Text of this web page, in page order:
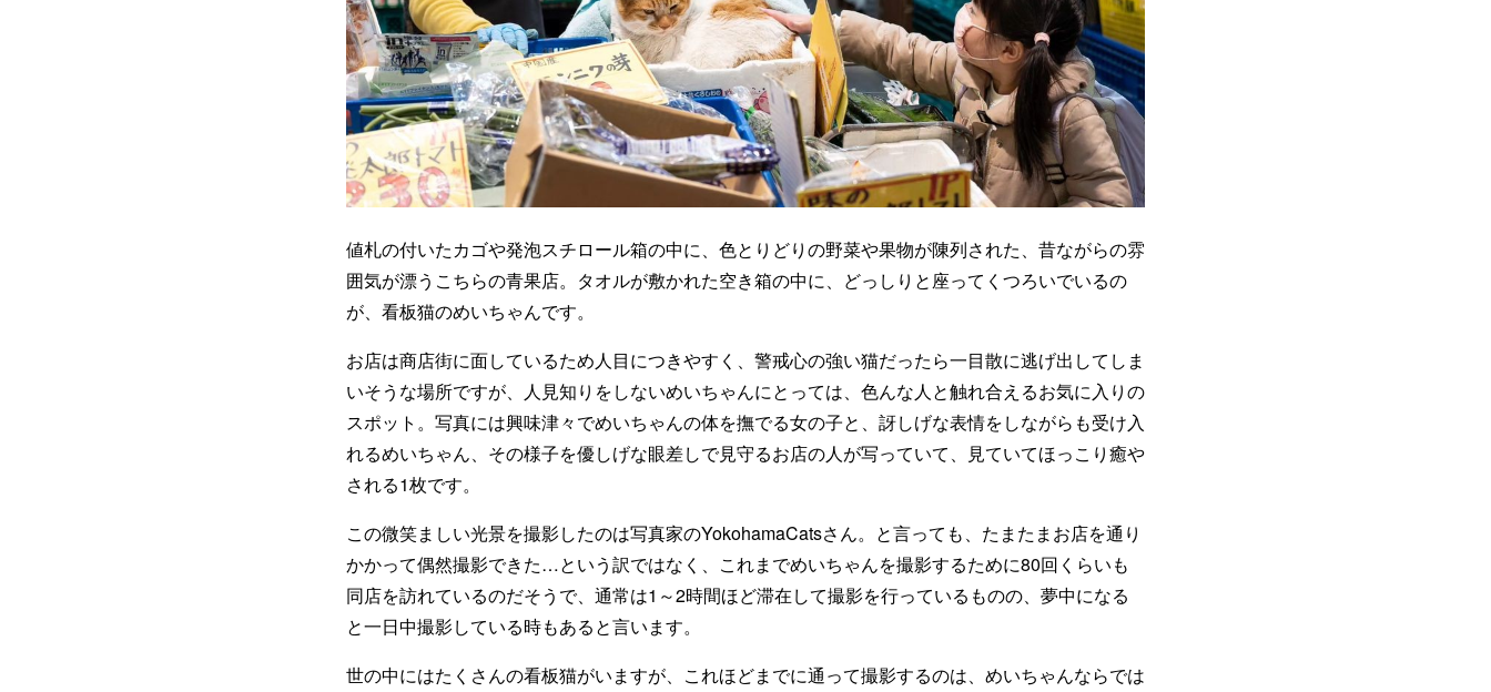
値札の付いたカゴや発泡スチロール箱の中に、色とりどりの野菜や果物が陳列された、昔ながらの雰
囲気が漂うこちらの青果店。タオルが敷かれた空き箱の中に、どっしりと座ってくつろいでいるの
が、看板猫のめいちゃんです。
お店は商店街に面しているため人目につきやすく、警戒心の強い猫だったら一目散に逃げ出してしま
いそうな場所ですが、人見知りをしないめいちゃんにとっては、色んな人と触れ合えるお気に入りの
スポット。写真には興味津々でめいちゃんの体を撫でる女の子と、訝しげな表情をしながらも受け入
れるめいちゃん、その様子を優しげな眼差しで見守るお店の人が写っていて、見ていてほっこり癒や
される1枚です。
この微笑ましい光景を撮影したのは写真家のYokohamaCatsさん。と言っても、たまたまお店を通り
かかって偶然撮影できた…という訳ではなく、これまでめいちゃんを撮影するために80回くらいも
同店を訪れているのだそうで、通常は1～2時間ほど滞在して撮影を行っているものの、夢中になる
と一日中撮影している時もあると言います。
世の中にはたくさんの看板猫がいますが、これほどまでに通って撮影するのは、めいちゃんならでは